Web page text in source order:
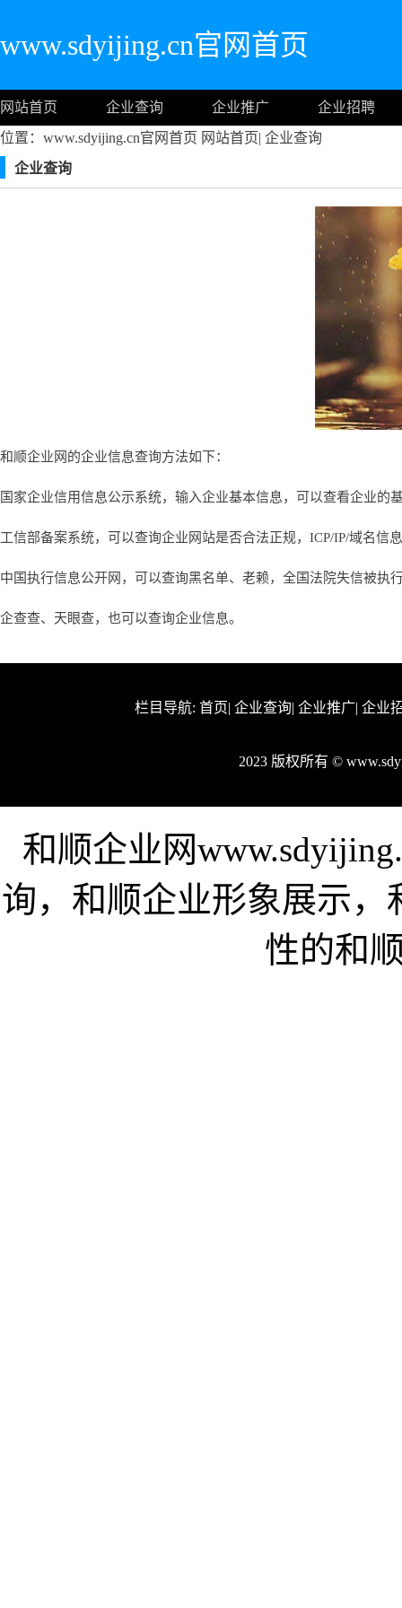
www.sdyijing.cn官网首页
网站首页 企业查询 企业推广
企业招聘
位置：www.sdyijing.cn官网首页 网站首页| 企业查询
企业查询
和顺企业网的企业信息查询方法如下：
国家企业信用信息公示系统，输入企业基本信息，可以查看企业的
工信部备案系统，可以查询企业网站是否合法正规，ICP/IP/域名信
中国执行信息公开网，可以查询黑名单、老赖，全国法院失信被执
企查查、天眼查，也可以查询企业信息。
栏目导航: 首页| 企业查询| 企业推广| 企业
2023 版权所有 ©
和顺企业网
询，和顺企业形象展示
性的和